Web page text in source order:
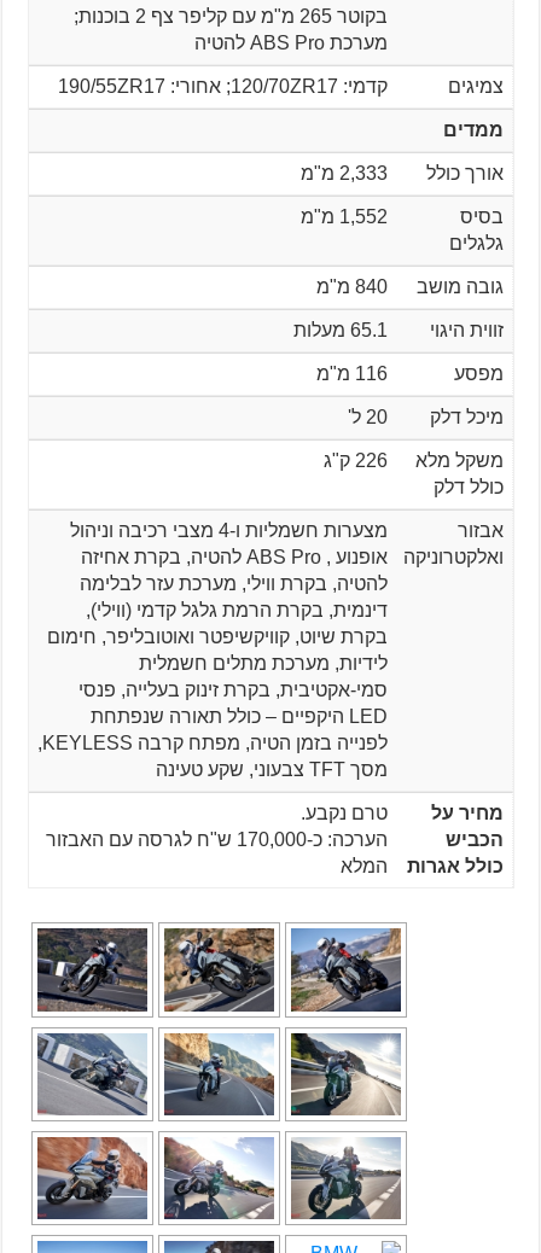
בקוטר 265 מ"מ עם קליפר צף 2 בוכנות;
מערכת ABS Pro להטיה
צמיגים קדמי: 120/70ZR17; אחורי: 190/55ZR17
ממדים
אורך כולל 2,333 מ"מ
בסיס
גלגלים
1,552 מ"מ
גובה מושב 840 מ"מ
זווית היגוי 65.1 מעלות
מפסע 116 מ"מ
מיכל דלק 20 ל'
משקל מלא
כולל דלק
226 ק"ג
אבזור
ואלקטרוניקה
מצערות חשמליות ו-4 מצבי רכיבה וניהול
אופנוע , ABS Pro להטיה, בקרת אחיזה
להטיה, בקרת ווילי, מערכת עזר לבלימה
דינמית, בקרת הרמת גלגל קדמי (ווילי),
בקרת שיוט, קוויקשיפטר ואוטובליפר, חימום
לידיות, מערכת מתלים חשמלית
סמי-אקטיבית, בקרת זינוק בעלייה, פנסי
LED היקפיים – כולל תאורה שנפתחת
לפנייה בזמן הטיה, מפתח קרבה KEYLESS,
מסך TFT צבעוני, שקע טעינה
מחיר על
הכביש
כולל אגרות
טרם נקבע.
הערכה: כ-170,000 ש"ח לגרסה עם האבזור
המלא